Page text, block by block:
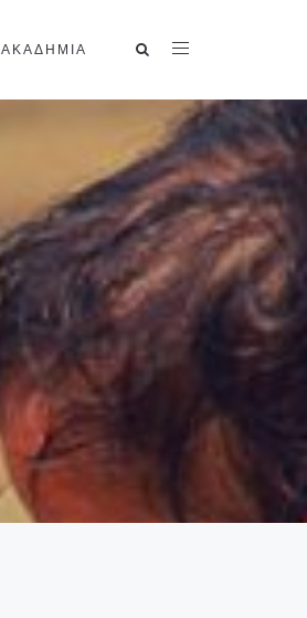
ΑΚΑΔΗΜΙΑ